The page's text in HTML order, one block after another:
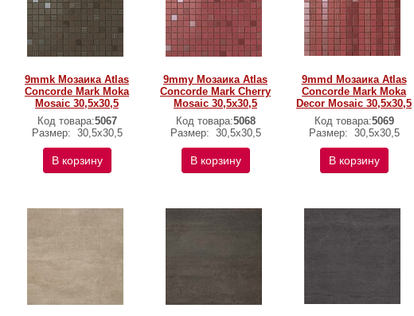
9mmk Мозаика Atlas
Concorde Mark Moka
Mosaic 30,5x30,5
Код товара:5067
Размер: 30,5x30,5
В корзину
9mmy Мозаика Atlas
Concorde Mark Cherry
Mosaic 30,5x30,5
Код товара:5068
Размер: 30,5x30,5
В корзину
9mmd Мозаика Atlas
Concorde Mark Moka
Decor Mosaic 30,5x30,5
Код товара:5069
Размер: 30,5x30,5
В корзину